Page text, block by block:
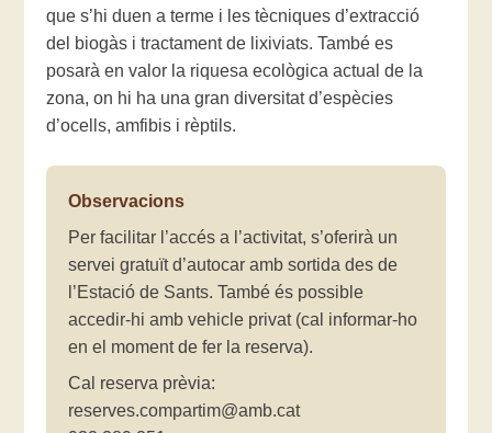
que s’hi duen a terme i les tècniques d’extracció
del biogàs i tractament de lixiviats. També es
posarà en valor la riquesa ecològica actual de la
zona, on hi ha una gran diversitat d’espècies
d’ocells, amfibis i rèptils.
Observacions
Per facilitar l’accés a l’activitat, s’oferirà un
servei gratuït d’autocar amb sortida des de
l’Estació de Sants. També és possible
accedir-hi amb vehicle privat (cal informar-ho
en el moment de fer la reserva).
Cal reserva prèvia:
reserves.compartim@amb.cat